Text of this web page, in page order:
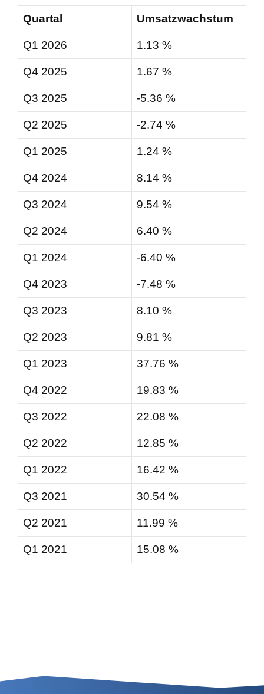
Quartal Umsatzwachstum
Q1 2026 1.13 %
Q4 2025 1.67 %
Q3 2025 -5.36 %
Q2 2025 -2.74 %
Q1 2025 1.24 %
Q4 2024 8.14 %
Q3 2024 9.54 %
Q2 2024 6.40 %
Q1 2024 -6.40 %
Q4 2023 -7.48 %
Q3 2023 8.10 %
Q2 2023 9.81 %
Q1 2023 37.76 %
Q4 2022 19.83 %
Q3 2022 22.08 %
Q2 2022 12.85 %
Q1 2022 16.42 %
Q3 2021 30.54 %
Q2 2021 11.99 %
Q1 2021 15.08 %